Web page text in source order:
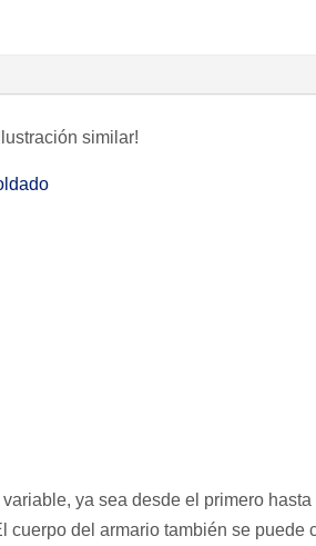
similar!
ya sea desde el primero
del armario también se puede